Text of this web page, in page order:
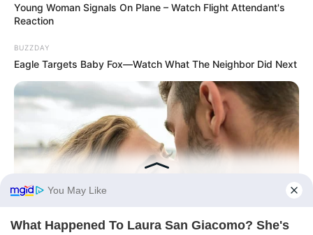
Young Woman Signals On Plane – Watch Flight Attendant's
Reaction
BUZZDAY
Eagle Targets Baby Fox—Watch What The Neighbor Did Next